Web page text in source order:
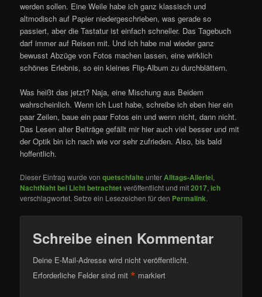
werden sollen. Eine Weile habe ich ganz klassisch und
altmodisch auf Papier niedergeschrieben, was gerade so
passiert, aber die Tastatur ist einfach schneller. Das Tagebuch
darf immer auf Reisen mit. Und ich habe mal wieder ganz
bewusst Abzüge von Fotos machen lassen, eine wirklich
schönes Erlebnis, so ein kleines Flip-Album zu durchblättern.
Was heißt das jetzt? Naja, eine Mischung aus Beidem
wahrscheinlich. Wenn ich Lust habe, schreibe ich eben hier ein
paar Zeilen, baue ein paar Fotos ein und wenn nicht, dann nicht.
Das Lesen alter Beiträge gefällt mir hier auch viel besser und mit
der Optik bin ich nach wie vor sehr zufrieden. Also, bis bald
hoffentlich.
Dieser Eintrag wurde vonquetschfalteunterAlltags-Allerlei,
NachtNaht bei Licht betrachtetveröffentlicht und mit2017,ich
verschlagwortet. Setze ein Lesezeichen für den Permalink.
Schreibe einen Kommentar
Deine E-Mail-Adresse wird nicht veröffentlicht.
Erforderliche Felder sind mit* markiert